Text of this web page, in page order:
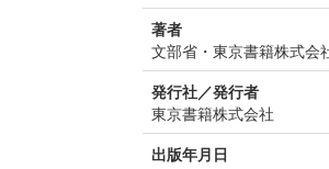
著者
文部省・東京書籍株式会
発行社／発行者
東京書籍株式会社
出版年月日